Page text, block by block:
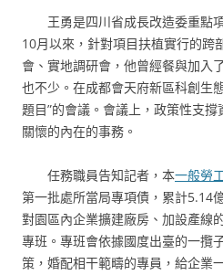
王勇是四川省成長改造委重點
10月以來，針對項目扶植實行的跨
會、實地調研會，他曾經餐與加入
也不少。在成都會天府新區科創生
題目”的會議。會議上，政策性支
關懷的內在的事務。
任務職員告知記者，本一般勞
第一批處所當局專項債，累計5.14
對園區內企業擴建廠房、加設產線
專班。專班會依據國度出臺的一攬
策，婚配相干範疇的專員，給企業